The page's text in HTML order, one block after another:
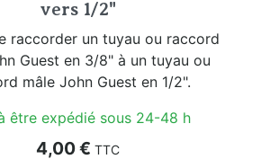
vers 1/2"
raccorder un tuyau ou raccord
Guest en 3/8" à un tuyau ou
mâle John Guest en 1/2".
être expédié sous 24-48 h
Prix
4,00 € TTC